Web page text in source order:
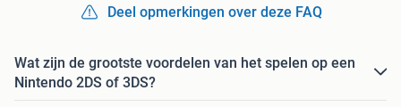
Deel opmerkingen over deze FAQ
Wat zijn de grootste voordelen van het spelen op een
Nintendo 2DS of 3DS?